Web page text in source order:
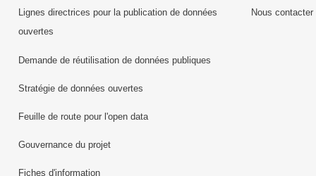
Lignes directrices pour la publication de données
ouvertes
Demande de réutilisation de données publiques
Stratégie de données ouvertes
Feuille de route pour l'open data
Gouvernance du projet
Fiches d'information
Nous contacter